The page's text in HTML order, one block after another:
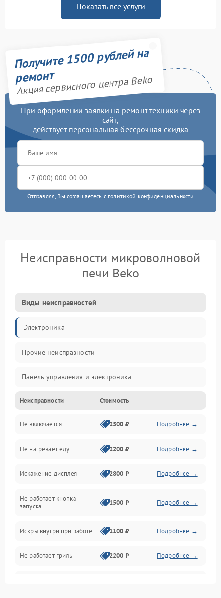
Показать все услуги
Получите 1500 рублей на
ремонт
Акция сервисного центра Beko
При оформлении заявки на ремонт техники через
сайт,
действует персональная бессрочная скидка
Отправляя, Вы соглашаетесь с политикой конфиденциальности
Неисправности микроволновой
печи Beko
Виды неисправностей
Электроника
Прочие неисправности
Панель управления и электроника
Дверца и корпус
Механика и внутренние элементы
Механические повреждения
Питание и запуск
Нагрев и приготовление
Программное обеспечение
Неисправности Стоимость
Не включается 2500 ₽ Подробнее →
Не нагревает еду 2200 ₽ Подробнее →
Искажение дисплея 2800 ₽ Подробнее →
Не работает кнопка
запуска
1500 ₽ Подробнее →
Искры внутри при работе 1100 ₽ Подробнее →
Не работает гриль 2200 ₽ Подробнее →